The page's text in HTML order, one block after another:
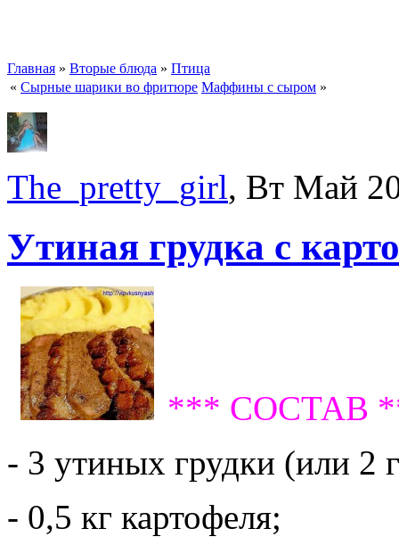
Главная » Вторые блюда » Птица
« Сырные шарики во фритюре Маффины с сыром »
The_pretty_girl, Вт Май
Утиная грудка с
*** СОСТАВ
- 3 утиных грудки (или 2
- 0,5 кг картофеля;